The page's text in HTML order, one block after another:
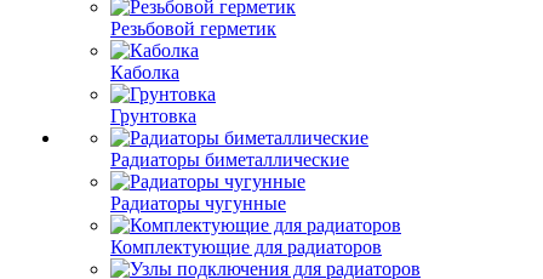
Резьбовой герметик
Каболка
Грунтовка
Радиаторы биметаллические
Радиаторы чугунные
Комплектующие для радиаторов